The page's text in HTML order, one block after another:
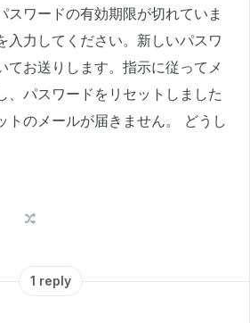
スワードの有効期限が切れていま
入力してください。新しいパスワ
てお送りします。指示に従ってメ
、パスワードをリセットしました
のメールが届きません。
どうし
1 reply